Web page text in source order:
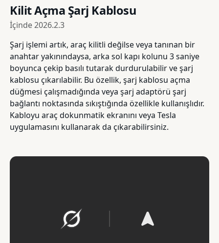
Kilit Açma Şarj Kablosu
İçinde2026.2.3
Şarj işlemi artık, araç kilitli değilse veya tanınan bir
anahtar yakınındaysa, arka sol kapı kolunu 3 saniye
boyunca çekip basılı tutarak durdurulabilir ve şarj
kablosu çıkarılabilir. Bu özellik, şarj kablosu açma
düğmesi çalışmadığında veya şarj adaptörü şarj
bağlantı noktasında sıkıştığında özellikle kullanışlıdır.
Kabloyu araç dokunmatik ekranını veya Tesla
uygulamasını kullanarak da çıkarabilirsiniz.